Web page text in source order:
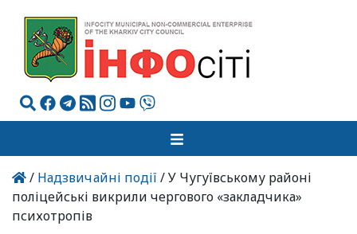
/ Надзвичайні події / У Чугуївському районі
поліцейські викрили чергового «закладчика»
психотропів